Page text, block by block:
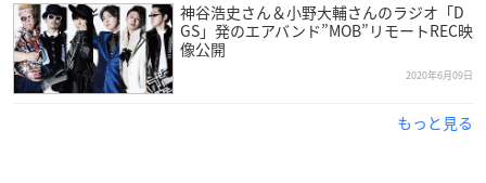
神谷浩史さん＆小野大輔さんのラジオ「D
GS」発のエアバンド”MOB”リモートREC映
像公開
2020年6月09日
もっと見る